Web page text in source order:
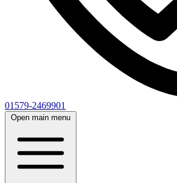
01579-2469901
Open main menu